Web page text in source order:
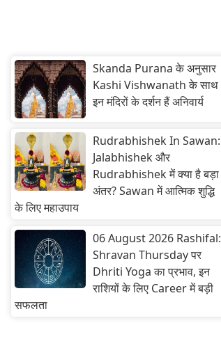
Skanda Purana के अनुसार
Kashi Vishwanath के साथ
इन मंदिरों के दर्शन हैं अनिवार्य
Rudrabhishek In Sawan:
Jalabhishek और
Rudrabhishek में क्या है बड़ा
अंतर? Sawan में आत्मिक शुद्धि
के लिए महाउपाय
06 August 2026 Rashifal:
Shravan Thursday पर
Dhriti Yoga का प्रभाव, इन
राशियों के लिए Career में बड़ी
सफलता